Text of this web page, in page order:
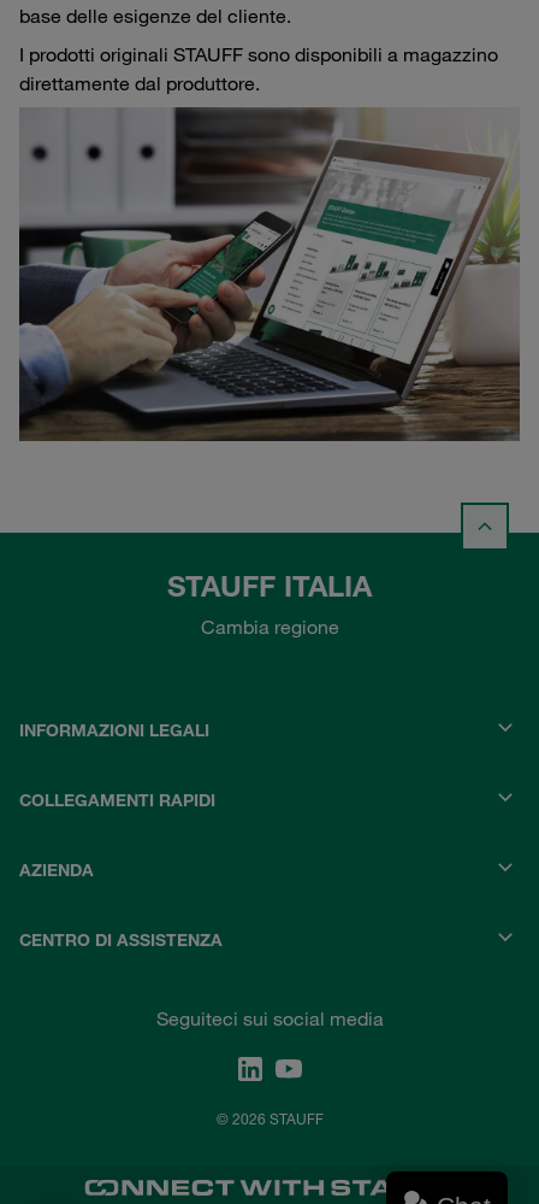
base delle esigenze del cliente.
I prodotti originali STAUFF sono disponibili a magazzino
direttamente dal produttore.
STAUFF ITALIA
Cambia regione
INFORMAZIONI LEGALI
COLLEGAMENTI RAPIDI
AZIENDA
CENTRO DI ASSISTENZA
Seguiteci sui social media
© 2026 STAUFF